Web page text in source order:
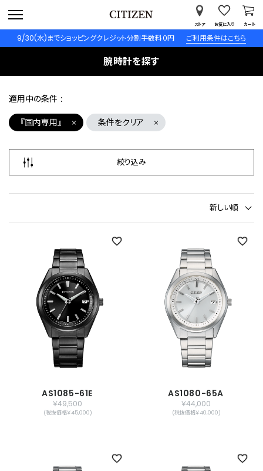
9/30(水)までショッピングクレジット分割手数料０円 ご利用条件はこちら
ストア お気に入り カート
腕時計を探す
適用中の条件
『国内専用』
条件をクリア
絞り込み
新しい順
AS1085-61E
￥49,500
(税抜価格￥45,000)
AS1080-65A
￥44,000
(税抜価格￥40,000)